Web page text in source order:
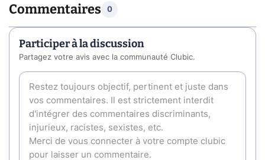
Commentaires 0
Participer à la discussion
Partagez votre avis avec la communauté Clubic.